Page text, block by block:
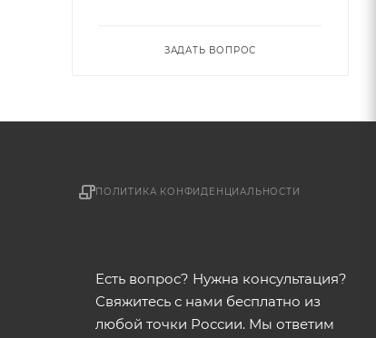
ЗАДАТЬ ВОПРОС
ПОЛИТИКА КОНФИДЕНЦИАЛЬНОСТИ
Есть вопрос? Нужна консультация?
Свяжитесь с нами бесплатно из
любой точки России. Мы ответим